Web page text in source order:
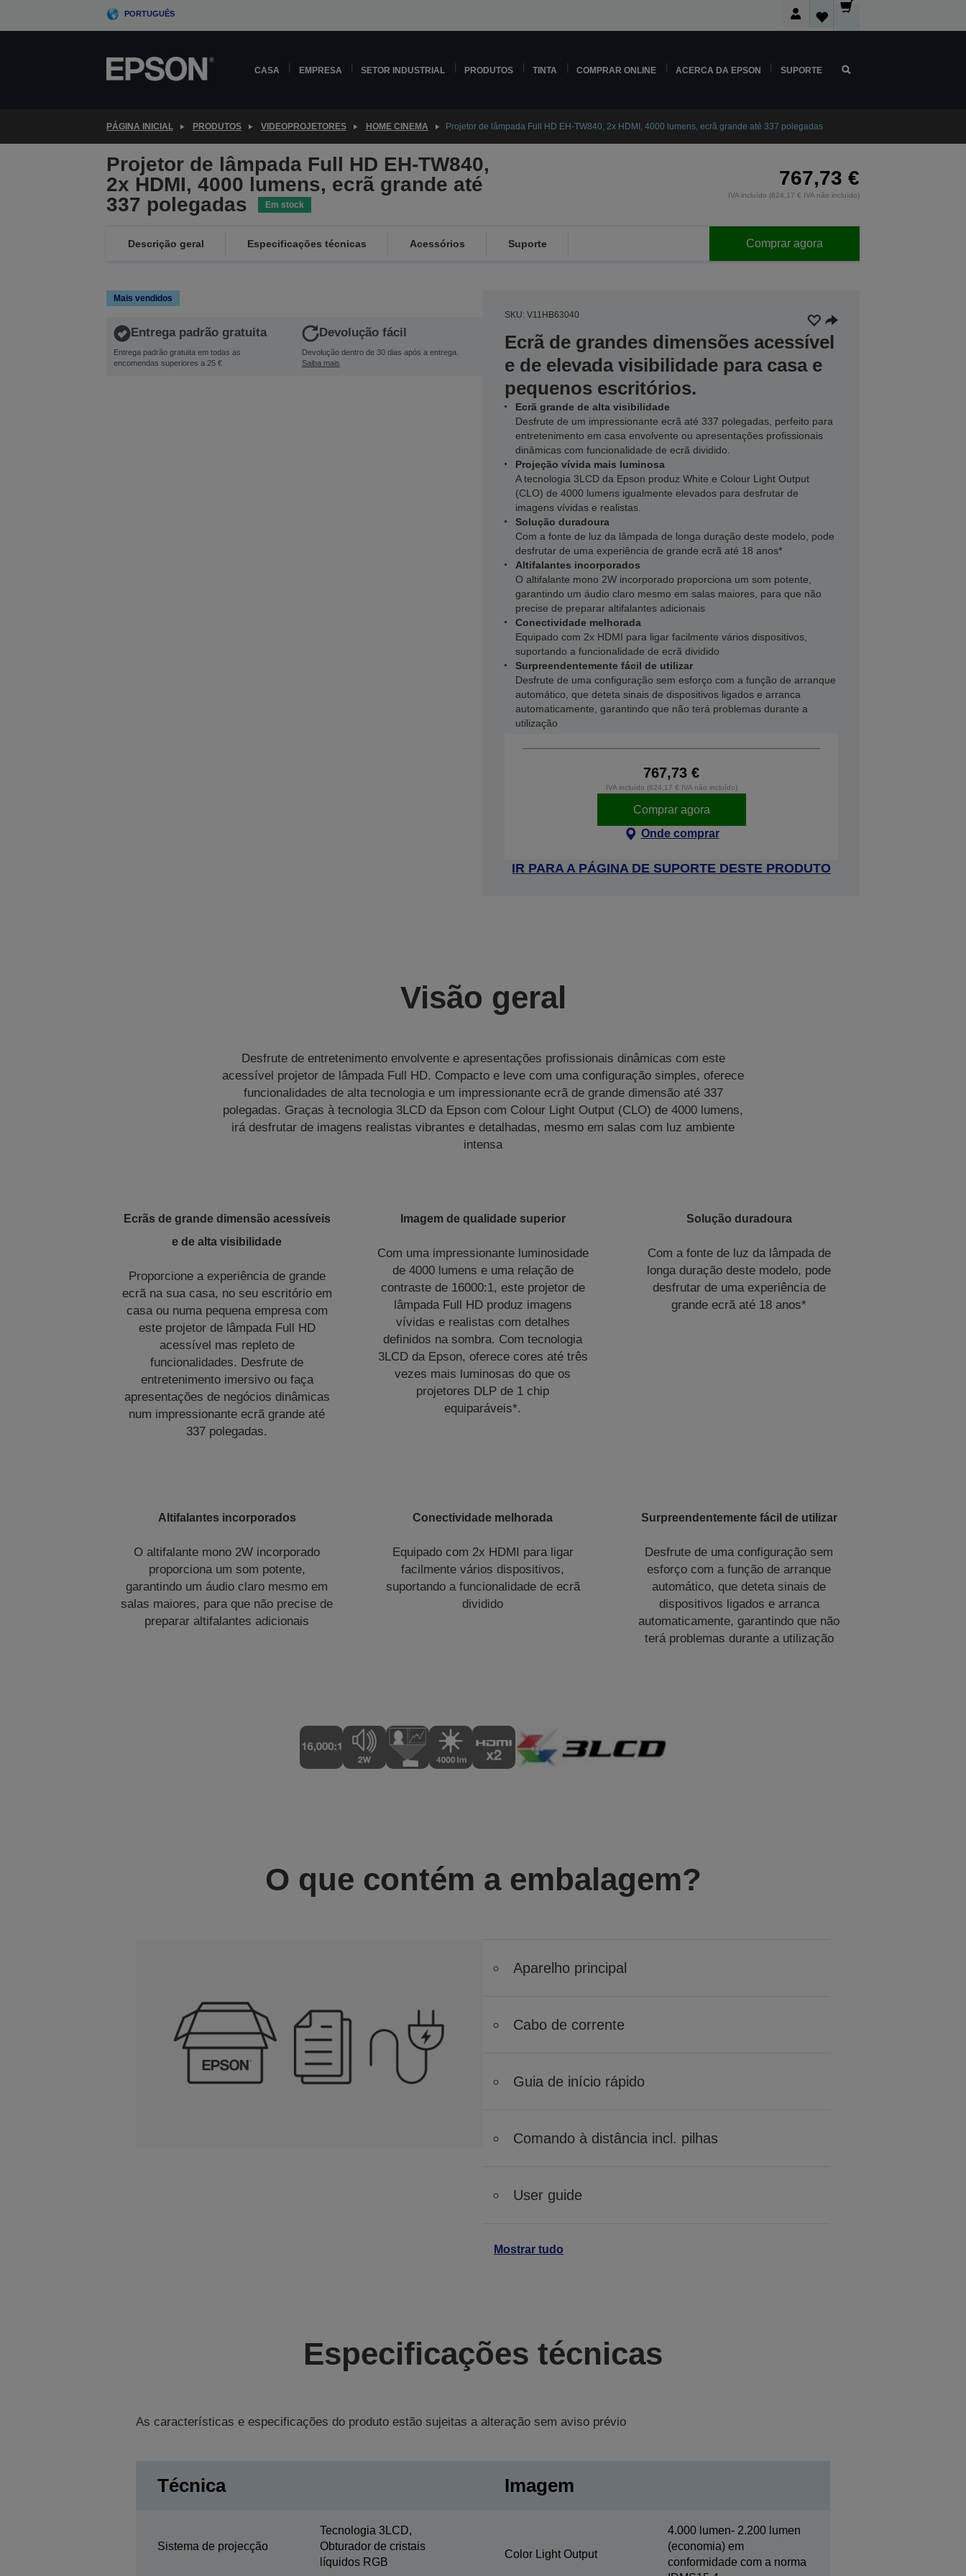
PORTUGUÊS
CASA EMPRESA SETOR INDUSTRIAL PRODUTOS TINTA COMPRAR ONLINE ACERCA DA EPSON SUPORTE
PÁGINA INICIAL PRODUTOS VIDEOPROJETORES HOME CINEMA Projetor de lâmpada Full HD EH-TW840, 2x HDMI, 4000 lumens, ecrã grande até 337 polegadas
Projetor de lâmpada Full HD EH-TW840,
2x HDMI, 4000 lumens, ecrã grande até
337 polegadas
Em stock
767,73 €
IVA incluído (624,17 € IVA não incluído)
Descrição geral Especificações técnicas Acessórios Suporte Comprar agora
Mais vendidos
Entrega padrão gratuita
Entrega padrão gratuita em todas as
encomendas superiores a 25 €
Devolução fácil
Devolução dentro de 30 dias após a entrega.
Saiba mais
SKU: V11HB63040
Ecrã de grandes dimensões acessível
e de elevada visibilidade para casa e
pequenos escritórios.
Ecrã grande de alta visibilidade
Desfrute de um impressionante ecrã até 337 polegadas, perfeito para
entretenimento em casa envolvente ou apresentações profissionais
dinâmicas com funcionalidade de ecrã dividido.
Projeção vívida mais luminosa
A tecnologia 3LCD da Epson produz White e Colour Light Output
(CLO) de 4000 lumens igualmente elevados para desfrutar de
imagens vívidas e realistas.
Solução duradoura
Com a fonte de luz da lâmpada de longa duração deste modelo, pode
desfrutar de uma experiência de grande ecrã até 18 anos*
Altifalantes incorporados
O altifalante mono 2W incorporado proporciona um som potente,
garantindo um áudio claro mesmo em salas maiores, para que não
precise de preparar altifalantes adicionais
Conectividade melhorada
Equipado com 2x HDMI para ligar facilmente vários dispositivos,
suportando a funcionalidade de ecrã dividido
Surpreendentemente fácil de utilizar
Desfrute de uma configuração sem esforço com a função de arranque
automático, que deteta sinais de dispositivos ligados e arranca
automaticamente, garantindo que não terá problemas durante a
utilização
767,73 €
IVA incluído (624,17 € IVA não incluído)
Comprar agora
Onde comprar
IR PARA A PÁGINA DE SUPORTE DESTE PRODUTO
Visão geral
Desfrute de entretenimento envolvente e apresentações profissionais dinâmicas com este
acessível projetor de lâmpada Full HD. Compacto e leve com uma configuração simples, oferece
funcionalidades de alta tecnologia e um impressionante ecrã de grande dimensão até 337
polegadas. Graças à tecnologia 3LCD da Epson com Colour Light Output (CLO) de 4000 lumens,
irá desfrutar de imagens realistas vibrantes e detalhadas, mesmo em salas com luz ambiente
intensa
Ecrãs de grande dimensão acessíveis
e de alta visibilidade
Proporcione a experiência de grande
ecrã na sua casa, no seu escritório em
casa ou numa pequena empresa com
este projetor de lâmpada Full HD
acessível mas repleto de
funcionalidades. Desfrute de
entretenimento imersivo ou faça
apresentações de negócios dinâmicas
num impressionante ecrã grande até
337 polegadas.
Imagem de qualidade superior
Com uma impressionante luminosidade
de 4000 lumens e uma relação de
contraste de 16000:1, este projetor de
lâmpada Full HD produz imagens
vívidas e realistas com detalhes
definidos na sombra. Com tecnologia
3LCD da Epson, oferece cores até três
vezes mais luminosas do que os
projetores DLP de 1 chip
equiparáveis*.
Solução duradoura
Com a fonte de luz da lâmpada de
longa duração deste modelo, pode
desfrutar de uma experiência de
grande ecrã até 18 anos*
Altifalantes incorporados
O altifalante mono 2W incorporado
proporciona um som potente,
garantindo um áudio claro mesmo em
salas maiores, para que não precise de
preparar altifalantes adicionais
Conectividade melhorada
Equipado com 2x HDMI para ligar
facilmente vários dispositivos,
suportando a funcionalidade de ecrã
dividido
Surpreendentemente fácil de utilizar
Desfrute de uma configuração sem
esforço com a função de arranque
automático, que deteta sinais de
dispositivos ligados e arranca
automaticamente, garantindo que não
terá problemas durante a utilização
O que contém a embalagem?
Aparelho principal
Cabo de corrente
Guia de início rápido
Comando à distância incl. pilhas
User guide
Mostrar tudo
Especificações técnicas
As características e especificações do produto estão sujeitas a alteração sem aviso prévio
Técnica
Sistema de projecção
Tecnologia 3LCD,
Obturador de cristais
líquidos RGB
Imagem
Color Light Output
4.000 lumen- 2.200 lumen
(economia) em
conformidade com a norma